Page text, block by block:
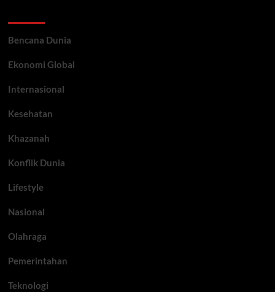
Bencana Dunia
Ekonomi Global
Internasional
Kesehatan
Khazanah
Konflik Dunia
Lifestyle
Nasional
Olahraga
Pemerintahan
Teknologi